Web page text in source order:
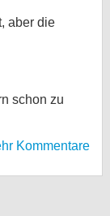
aber die
schon zu
Kommentare